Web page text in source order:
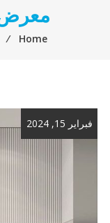
معرض
Home
⁄
فبراير 15, 2024